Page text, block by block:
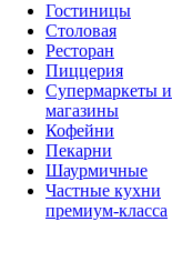
Гостиницы
Столовая
Ресторан
Пиццерия
Супермаркеты и
магазины
Кофейни
Пекарни
Шаурмичные
Частные кухни
премиум-класса